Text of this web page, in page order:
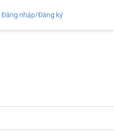
Đăng nhập/Đăng ký